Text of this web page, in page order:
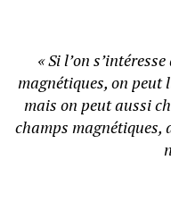
« Si l’on
magnétiques, on
mais on peut aussi
champs magnétiques,